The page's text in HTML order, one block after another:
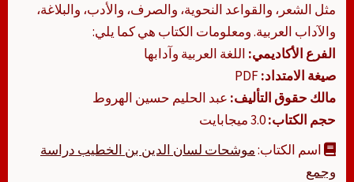
مثل الشعر، والقواعد النحوية، والصرف، والأدب، والبلاغة،
والآداب العربية. ومعلومات الكتاب هي كما يلي:
الفرع الأكاديمي: اللغة العربية وآدابها
صيغة الامتداد:
مالك حقوق التأليف: عبد الحليم حسين الهروط
حجم الكتاب:3.0 ميجابايت
اسم الكتاب:موشحات لسان الدين بن الخطيب دراسة
وجمع